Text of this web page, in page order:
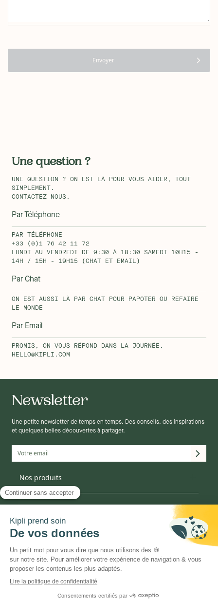
Envoyer
Une question ?
UNE QUESTION ? ON EST LÀ POUR VOUS AIDER, TOUT
SIMPLEMENT.
CONTACTEZ-NOUS.
Par Téléphone
PAR TÉLÉPHONE
+33 (0)1 76 42 11 72
LUNDI AU VENDREDI DE 9:30 À 18:30 SAMEDI 10H15 -
14H / 15H - 19H15 (CHAT ET EMAIL)
Par Chat
ON EST AUSSI LÀ PAR CHAT POUR PAPOTER OU REFAIRE
LE MONDE
Par Email
PROMIS, ON VOUS RÉPOND DANS LA JOURNÉE.
HELLO@KIPLI.COM
Newsletter
Une petite newsletter de temps en temps. Des conseils, des inspirations
et quelques belles découvertes à partager.
Mobilier
Décoration
Canapé
Oreiller
Couette
Enfant
Qui sommes-nous ?
Notre engagement
Notre histoire
Nos produits
©2025 KIPLI